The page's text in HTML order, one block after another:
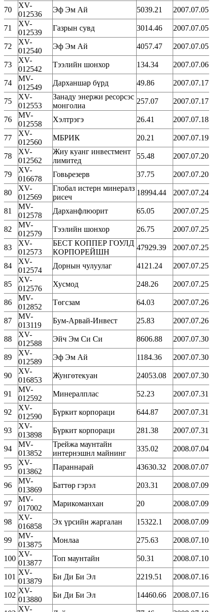
70
XV-
012536
Эф Эм Ай 5039.21 2007.07.05
71
XV-
012539
Газрын сувд 3014.46 2007.07.05
72
XV-
012540
Эф Эм Ай 4057.47 2007.07.05
73
XV-
012542
Тээлийн шонхор 134.34 2007.07.06
74
MV-
012549
Дарханшар бүрд 49.86 2007.07.17
75
XV-
012553
Занаду энержи ресорсэс
монголиа
257.07 2007.07.17
76
MV-
012558
Хэлтрэгэ 26.41 2007.07.18
77
XV-
012560
МБРИК 20.21 2007.07.19
78
XV-
012562
Жиу куанг инвестмент
лимитед
55.48 2007.07.20
79
XV-
016678
Говьрезерв 37.75 2007.07.20
80
XV-
012569
Глобал истерн минералз
рисеч
18994.44 2007.07.24
81
MV-
012578
Дарханфлюорит 65.05 2007.07.25
82
MV-
012579
Тээлийн шонхор 26.75 2007.07.25
83
XV-
012573
БЕСТ КОППЕР ГОУЛД
КОРПОРЕЙШН
47929.39 2007.07.25
84
XV-
012574
Дорнын чулуулаг 4121.24 2007.07.25
85
XV-
012576
Хусмод 248.26 2007.07.25
86
MV-
012852
Төгсзам 64.03 2007.07.26
87
MV-
013119
Бум-Арвай-Инвест 25.83 2007.07.26
88
XV-
012588
Эйч Эм Си Си 8606.88 2007.07.30
89
XV-
012589
Эф Эм Ай 1184.36 2007.07.30
90
XV-
016853
Жунгөтекуан 24053.08 2007.07.30
91
MV-
012592
Минералплас 52.23 2007.07.31
92
XV-
012590
Бүркит корпораци 644.87 2007.07.31
93
XV-
013898
Бүркит корпораци 281.38 2007.07.31
94
MV-
013852
Трейжа маунтайн
интернэшнл майнинг
335.02 2008.07.04
95
XV-
013862
Параннарай 43630.32 2008.07.07
96
MV-
013869
Баттөр гэрэл 203.31 2008.07.09
97
MV-
017002
Марикоманхан 20 2008.07.09
98
XV-
016858
Эх үрсийн жаргалан 15322.1 2008.07.09
99
MV-
013875
Монлаа 275.63 2008.07.10
100
XV-
013877
Топ маунтайн 50.31 2008.07.10
101
XV-
013879
Би Ди Би Эл 2219.51 2008.07.16
102
XV-
013880
Би Ди Би Эл 14460.66 2008.07.16
XV-